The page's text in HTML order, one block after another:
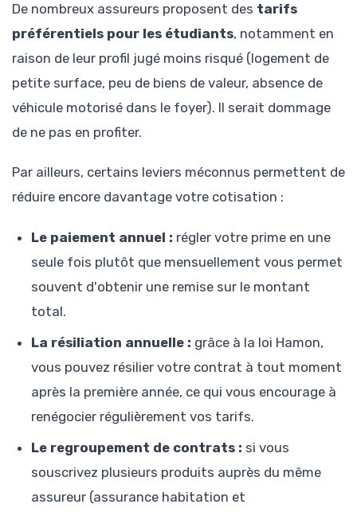
De nombreux assureurs proposent des tarifs
préférentiels pour les étudiants, notamment en
raison de leur profil jugé moins risqué (logement de
petite surface, peu de biens de valeur, absence de
véhicule motorisé dans le foyer). Il serait dommage
de ne pas en profiter.
Par ailleurs, certains leviers méconnus permettent de
réduire encore davantage votre cotisation :
Le paiement annuel : régler votre prime en une
seule fois plutôt que mensuellement vous permet
souvent d'obtenir une remise sur le montant
total.
La résiliation annuelle : grâce à la loi Hamon,
vous pouvez résilier votre contrat à tout moment
après la première année, ce qui vous encourage à
renégocier régulièrement vos tarifs.
Le regroupement de contrats : si vous
souscrivez plusieurs produits auprès du même
assureur (assurance habitation et